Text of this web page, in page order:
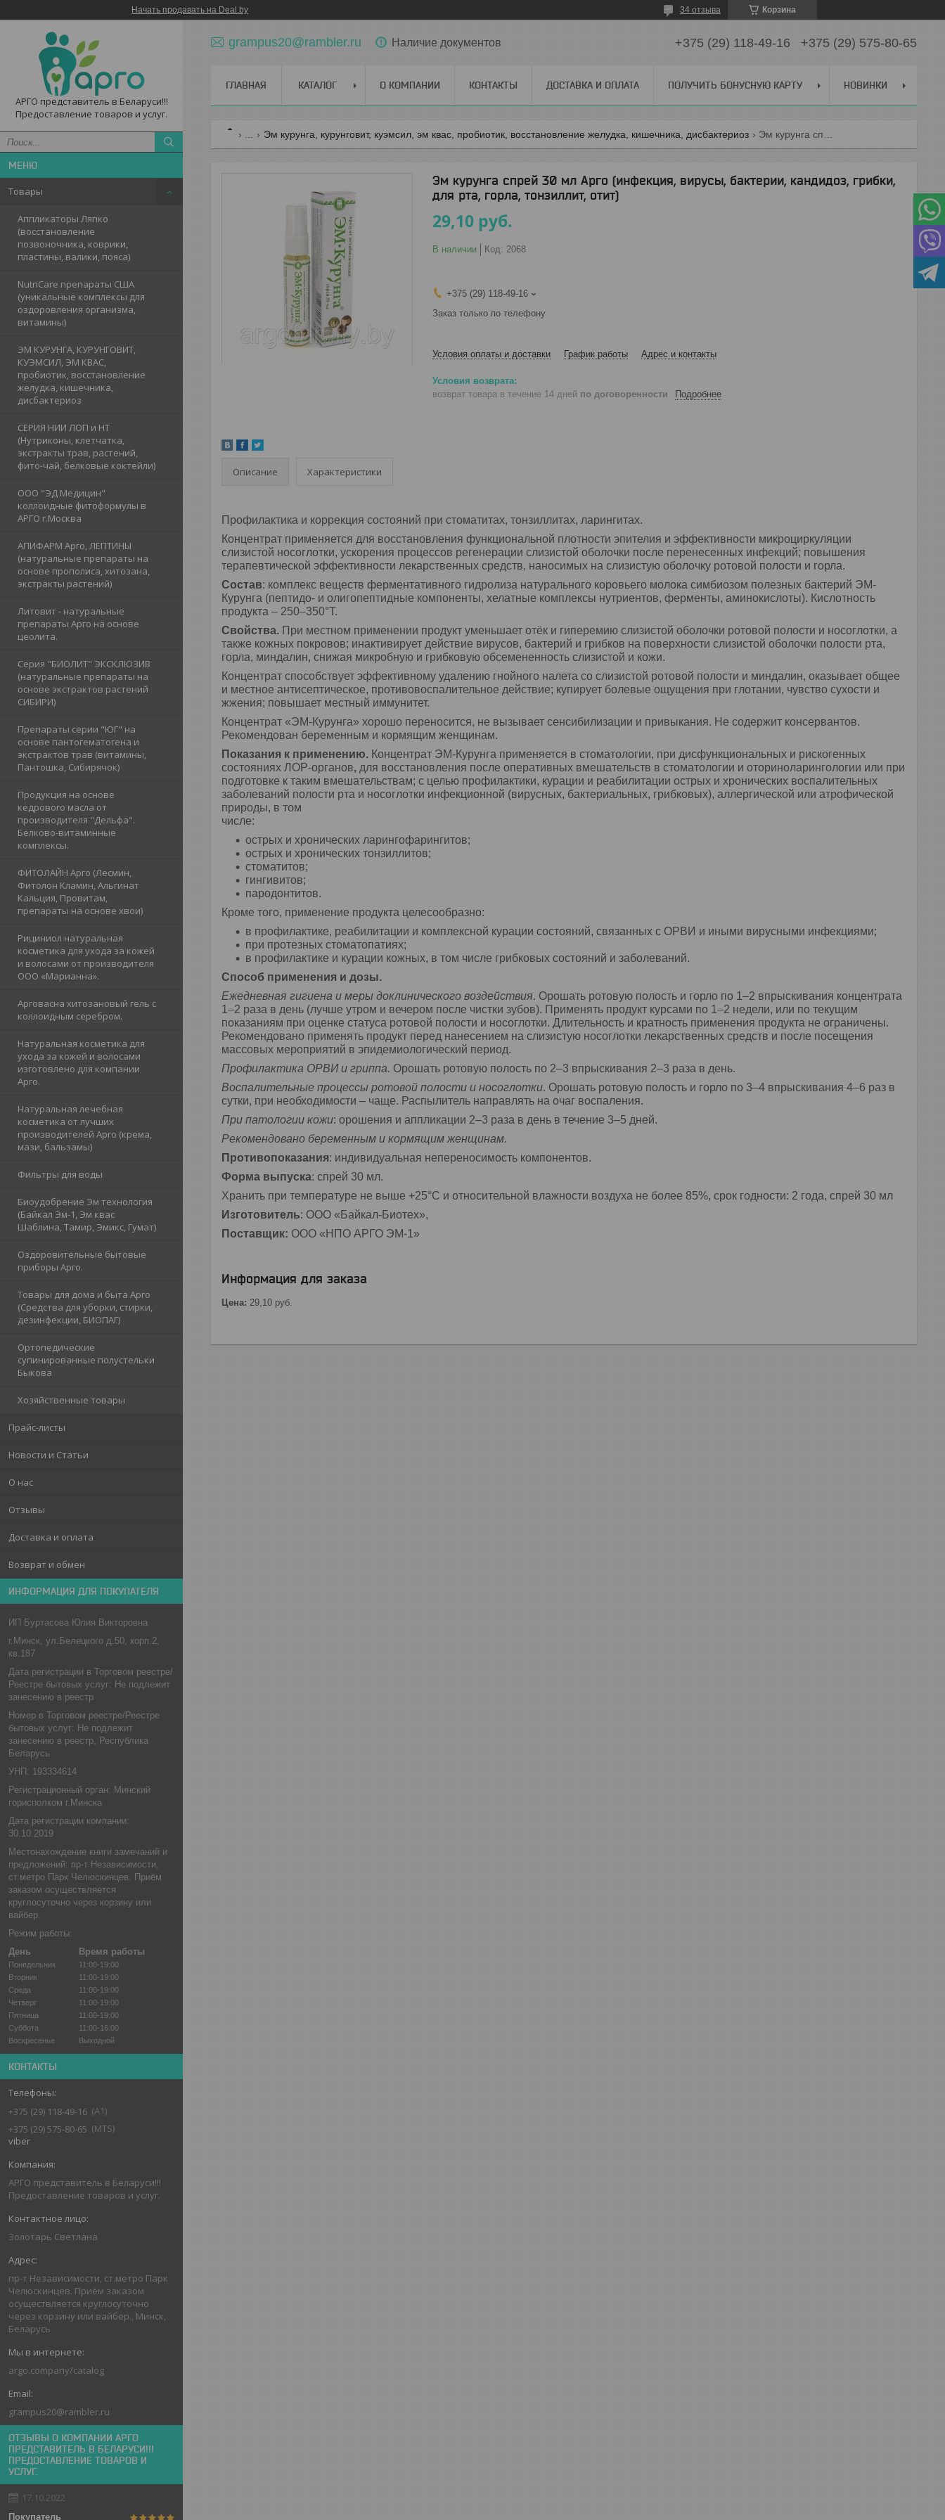
Начать продавать на Deal.by Корзина
34 отзыва
АРГО представитель в Беларуси!!!
Предоставление товаров и услуг.
Товары
Аппликаторы Ляпко
(восстановление
позвоночника, коврики,
пластины, валики, пояса)
NutriCare препараты США
(уникальные комплексы для
оздоровления организма,
витамины)
ЭМ КУРУНГА, КУРУНГОВИТ,
КУЭМСИЛ, ЭМ КВАС,
пробиотик, восстановление
желудка, кишечника,
дисбактериоз
СЕРИЯ НИИ ЛОП и НТ
(Нутриконы, клетчатка,
экстракты трав, растений,
фито-чай, белковые коктейли)
ООО "ЭД Медицин"
коллоидные фитоформулы в
АРГО г.Москва
АПИФАРМ Арго, ЛЕПТИНЫ
(натуральные препараты на
основе прополиса, хитозана,
экстракты растений)
Литовит - натуральные
препараты Арго на основе
цеолита.
Серия "БИОЛИТ" ЭКСКЛЮЗИВ
(натуральные препараты на
основе экстрактов растений
СИБИРИ)
Препараты серии "ЮГ" на
основе пантогематогена и
экстрактов трав (витамины,
Пантошка, Сибирячок)
Продукция на основе
кедрового масла от
производителя "Дельфа".
Белково-витаминные
комплексы.
ФИТОЛАЙН Арго (Лесмин,
Фитолон Кламин, Альгинат
Кальция, Провитам,
препараты на основе хвои)
Рициниол натуральная
косметика для ухода за кожей
и волосами от производителя
ООО «Марианна».
Арговасна хитозановый гель с
коллоидным серебром.
Натуральная косметика для
ухода за кожей и волосами
изготовлено для компании
Арго.
Натуральная лечебная
косметика от лучших
производителей Арго (крема,
мази, бальзамы)
Фильтры для воды
Биоудобрение Эм технология
(Байкал Эм-1, Эм квас
Шаблина, Тамир, Эмикс, Гумат)
Оздоровительные бытовые
приборы Арго.
Товары для дома и быта Арго
(Средства для уборки, стирки,
дезинфекции, БИОПАГ)
Ортопедические
супинированные полустельки
Быкова
Хозяйственные товары
Прайс-листы
Новости и Статьи
О нас
Отзывы
Доставка и оплата
Возврат и обмен
ИНФОРМАЦИЯ ДЛЯ ПОКУПАТЕЛЯ
ИП Буртасова Юлия Викторовна
г.Минск, ул.Белецкого д.50, корп.2,
кв.187
Дата регистрации в Торговом реестре/
Реестре бытовых услуг: Не подлежит
занесению в реестр
Номер в Торговом реестре/Реестре
бытовых услуг: Не подлежит
занесению в реестр, Республика
Беларусь
УНП: 193334614
Регистрационный орган: Минский
горисполком г.Минска
Дата регистрации компании:
30.10.2019
Местонахождение книги замечаний и
предложений: пр-т Независимости,
ст.метро Парк Челюскинцев. Приём
заказом осуществляется
круглосуточно через корзину или
вайбер.
Режим работы:
День
Время работы
Понедельник
11:00-19:00
Вторник
11:00-19:00
Среда
11:00-19:00
Четверг
11:00-19:00
Пятница
11:00-19:00
Суббота
11:00-16:00
Воскресенье
Выходной
КОНТАКТЫ
+375 (29) 118-49-16 А1
+375 (29) 575-80-65
MTS
viber
АРГО представитель в Беларуси!!!
Предоставление товаров и услуг.
Золотарь Светлана
пр-т Независимости, ст.метро Парк
Челюскинцев. Приём заказом
осуществляется круглосуточно
через корзину или вайбер., Минск,
Беларусь
argo.company/catalog
grampus20@rambler.ru
ОТЗЫВЫ О КОМПАНИИ АРГО
ПРЕДСТАВИТЕЛЬ В БЕЛАРУСИ!!!
ПРЕДОСТАВЛЕНИЕ ТОВАРОВ И
УСЛУГ.
17.10.2022
Покупатель
grampus20@rambler.ru Наличие документов +375 (29) 118-49-16 +375 (29) 575-80-65
ГЛАВНАЯ КАТАЛОГ О КОМПАНИИ КОНТАКТЫ ДОСТАВКА И ОПЛАТА ПОЛУЧИТЬ БОНУСНУЮ КАРТУ НОВИНКИ
Эм курунга, курунговит, куэмсил, эм квас, пробиотик, восстановление желудка, кишечника, дисбактериоз
Эм курунга спрей 30 мл Арго (инфекция, вирусы, бактерии, кандидоз, грибки,
для рта, горла, тонзиллит, отит)
29,10 руб.
В наличии Код: 2068
+375 (29) 118-49-16
Заказ только по телефону
Условия оплаты и доставки График работы Адрес и контакты
возврат товара в течение 14 дней по договоренности Подробнее
Описание Характеристики
Профилактика и коррекция состояний при стоматитах, тонзиллитах, ларингитах.
Концентрат применяется для восстановления функциональной плотности эпителия и эффективности микроциркуляции
слизистой носоглотки, ускорения процессов регенерации слизистой оболочки после перенесенных инфекций; повышения
терапевтической эффективности лекарственных средств, наносимых на слизистую оболочку ротовой полости и горла.
Состав: комплекс веществ ферментативного гидролиза натурального коровьего молока симбиозом полезных бактерий ЭМ-
Курунга (пептидо- и олигопептидные компоненты, хелатные комплексы нутриентов, ферменты, аминокислоты). Кислотность
продукта – 250–350°Т.
Свойства. При местном применении продукт уменьшает отёк и гиперемию слизистой оболочки ротовой полости и носоглотки, а
также кожных покровов; инактивирует действие вирусов, бактерий и грибков на поверхности слизистой оболочки полости рта,
горла, миндалин, снижая микробную и грибковую обсемененность слизистой и кожи.
Концентрат способствует эффективному удалению гнойного налета со слизистой ротовой полости и миндалин, оказывает общее
и местное антисептическое, противовоспалительное действие; купирует болевые ощущения при глотании, чувство сухости и
жжения; повышает местный иммунитет.
Концентрат «ЭМ-Курунга» хорошо переносится, не вызывает сенсибилизации и привыкания. Не содержит консервантов.
Рекомендован беременным и кормящим женщинам.
Показания к применению. Концентрат ЭМ-Курунга применяется в стоматологии, при дисфункциональных и рискогенных
состояниях ЛОР-органов, для восстановления после оперативных вмешательств в стоматологии и оториноларингологии или при
подготовке к таким вмешательствам; с целью профилактики, курации и реабилитации острых и хронических воспалительных
заболеваний полости рта и носоглотки инфекционной (вирусных, бактериальных, грибковых), аллергической или атрофической
природы, в том
числе:
острых и хронических ларингофарингитов;
острых и хронических тонзиллитов;
стоматитов;
гингивитов;
пародонтитов.
Кроме того, применение продукта целесообразно:
в профилактике, реабилитации и комплексной курации состояний, связанных с ОРВИ и иными вирусными инфекциями;
при протезных стоматопатиях;
в профилактике и курации кожных, в том числе грибковых состояний и заболеваний.
Способ применения и дозы.
Ежедневная гигиена и меры доклинического воздействия. Орошать ротовую полость и горло по 1–2 впрыскивания концентрата
1–2 раза в день (лучше утром и вечером после чистки зубов). Применять продукт курсами по 1–2 недели, или по текущим
показаниям при оценке статуса ротовой полости и носоглотки. Длительность и кратность применения продукта не ограничены.
Рекомендовано применять продукт перед нанесением на слизистую носоглотки лекарственных средств и после посещения
массовых мероприятий в эпидемиологический период.
Профилактика ОРВИ и гриппа. Орошать ротовую полость по 2–3 впрыскивания 2–3 раза в день.
Воспалительные процессы ротовой полости и носоглотки. Орошать ротовую полость и горло по 3–4 впрыскивания 4–6 раз в
сутки, при необходимости – чаще. Распылитель направлять на очаг воспаления.
При патологии кожи: орошения и аппликации 2–3 раза в день в течение 3–5 дней.
Рекомендовано беременным и кормящим женщинам.
Противопоказания: индивидуальная непереносимость компонентов.
Форма выпуска: спрей 30 мл.
Хранить при температуре не выше +25°C и относительной влажности воздуха не более 85%, срок годности: 2 года, спрей 30 мл
Изготовитель: ООО «Байкал-Биотех»,
Поставщик: ООО «НПО АРГО ЭМ-1»
Информация для заказа
Цена: 29,10 руб.